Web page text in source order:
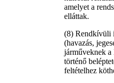
amelyet a
elláttak.
(8) Rendkívüli
(havazás,
járműveknek a
történő
feltételhez